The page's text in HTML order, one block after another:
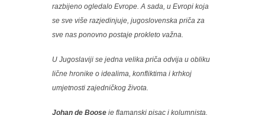
razbijeno ogledalo Evrope. A sada, u Evropi koja
se sve više razjedinjuje, jugoslovenska priča za
sve nas ponovno postaje prokleto važna.
U Jugoslaviji se jedna velika priča odvija u obliku
lične hronike o idealima, konfliktima i krhkoj
umjetnosti zajedničkog života.
Johan de Booseje flamanski pisac i kolumnista.